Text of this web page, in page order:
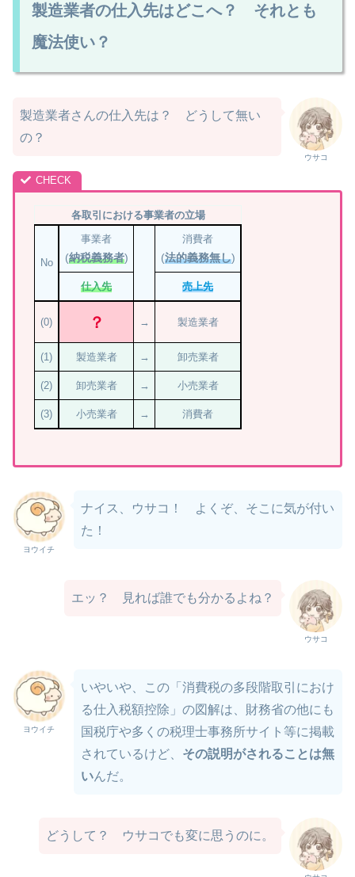
製造業者の仕入先はどこへ？ それとも
魔法使い？
ウサコ
製造業者さんの仕入先は？ どうして無い
の？
各取引における事業者の立場
No
事業者
(納税義務者)
消費者
(法的義務無し)
仕入先 売上先
(0) ？ → 製造業者
(1) 製造業者 → 卸売業者
(2) 卸売業者 → 小売業者
(3) 小売業者 → 消費者
ヨウイチ
ナイス、ウサコ！ よくぞ、そこに気が付い
た！
ウサコ
エッ？ 見れば誰でも分かるよね？
ヨウイチ
いやいや、この「消費税の多段階取引におけ
る仕入税額控除」の図解は、財務省の他にも
国税庁や多くの税理士事務所サイト等に掲載
されているけど、 その説明がされることは無
いんだ。
どうして？ ウサコでも変に思うのに。